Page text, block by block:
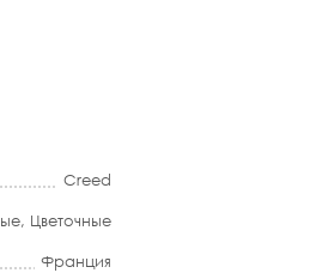
Creed
, Цветочные
Франция